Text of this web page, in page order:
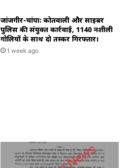
जांजगीर-चांपा: कोतवाली और साइबर
पुलिस की संयुक्त कार्रवाई, 1140 नशीली
गोलियों के साथ दो तस्कर गिरफ्तार।
1 week ago